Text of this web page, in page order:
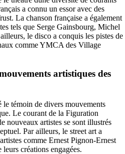
a connu un essor avec des
La chanson française a également
tels que Serge Gainsbourg, Michel
le disco a conquis les pistes de
comme YMCA des Village
artistiques des
le témoin de divers mouvements
Le courant de la Figuration
nouveaux artistes se sont illustrés
Par ailleurs, le street art a
comme Ernest Pignon-Ernest
créations engagées.